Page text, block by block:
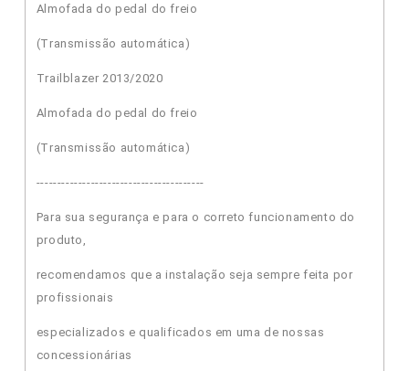
Almofada do pedal do freio
(Transmissão automática)
Trailblazer 2013/2020
Almofada do pedal do freio
(Transmissão automática)
----------------------------------------
Para sua segurança e para o correto funcionamento do
produto,
recomendamos que a instalação seja sempre feita por
profissionais
especializados e qualificados em uma de nossas
concessionárias